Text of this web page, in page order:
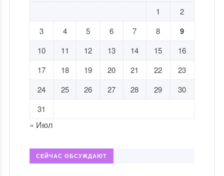
1
2
3
4 5 6 7 8 9
10 11 12 13 14 15
16
17
18 19 20 21 22
23
24
25 26 27 28 29
30
31
« Июл
СЕЙЧАС ОБСУЖДАЮТ